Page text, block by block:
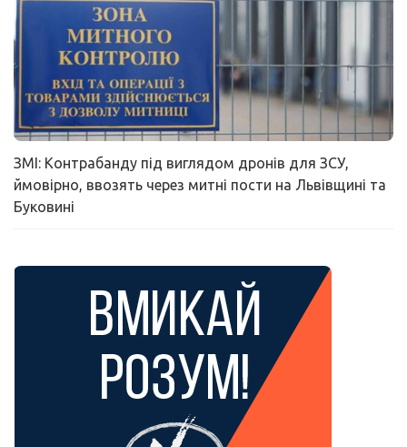
ЗМІ: Контрабанду під виглядом дронів для ЗСУ,
ймовірно, ввозять через митні пости на Львівщині та
Буковині